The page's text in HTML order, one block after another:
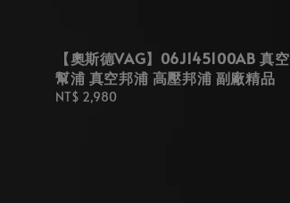
【奧斯德VAG】06J145100AB 真空
幫浦 真空邦浦 高壓邦浦 副廠精品
Regular
NT$ 2,980